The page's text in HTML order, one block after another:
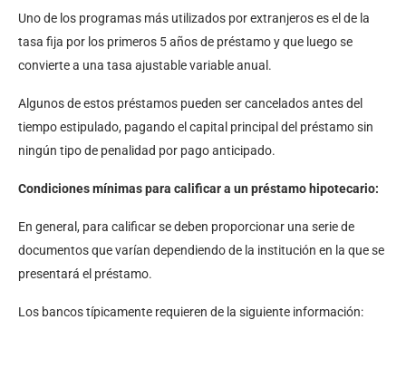
Uno de los programas más utilizados por extranjeros es el de la
tasa fija por los primeros 5 años de préstamo y que luego se
convierte a una tasa ajustable variable anual.
Algunos de estos préstamos pueden ser cancelados antes del
tiempo estipulado, pagando el capital principal del préstamo sin
ningún tipo de penalidad por pago anticipado.
Condiciones mínimas para calificar a un préstamo hipotecario:
En general, para calificar se deben proporcionar una serie de
documentos que varían dependiendo de la institución en la que se
presentará el préstamo.
Los bancos típicamente requieren de la siguiente información: